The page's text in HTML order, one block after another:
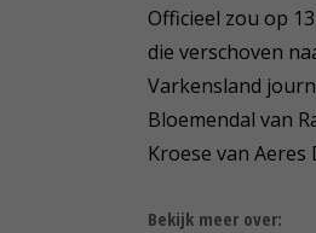
Officieel zou op
die verschoven
Varkensland
Bloemendal van
Kroese van Aeres
Bekijk meer over: